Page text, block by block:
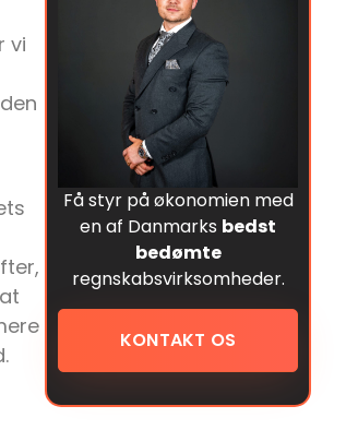
vi
Få styr på økonomien med
en af Danmarks bedst
bedømte
regnskabsvirksomheder.
KONTAKT OS